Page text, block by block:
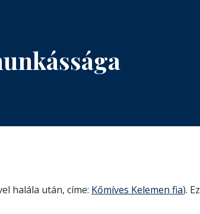
halála után, címe: Kőmíves Kelemen fia). Ez